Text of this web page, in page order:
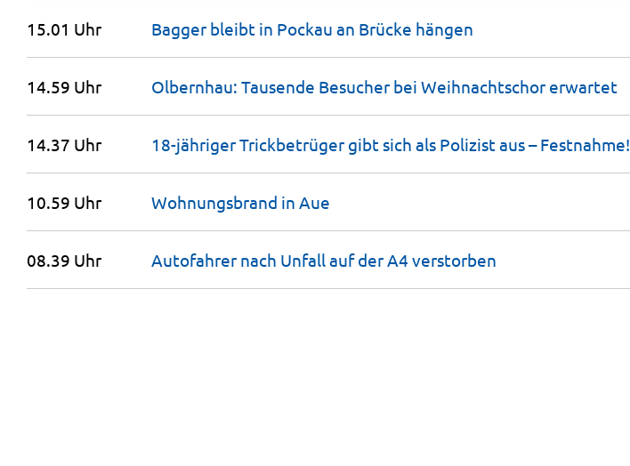
15.01 Uhr Bagger bleibt in Pockau an Brücke hängen
14.59 Uhr Olbernhau: Tausende Besucher bei Weihnachtschor erwartet
14.37 Uhr 18-jähriger Trickbetrüger gibt sich als Polizist aus –Festnahme!
10.59 Uhr Wohnungsbrand in Aue
08.39 Uhr Autofahrer nach Unfall auf der A4 verstorben